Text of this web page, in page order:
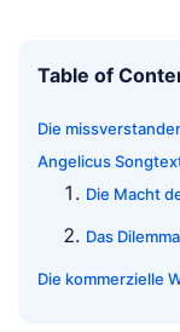
Table of
Die
Angelicus
Die Macht
Das
Die kommerzielle